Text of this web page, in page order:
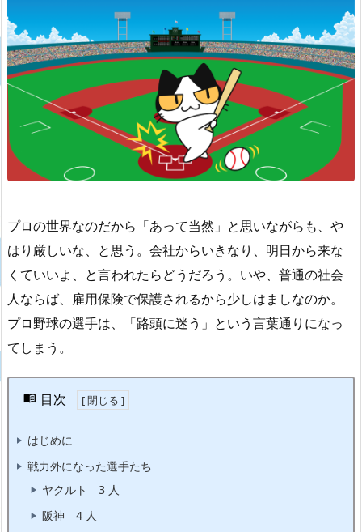
プロの世界なのだから「あって当然」と思いながらも、や
はり厳しいな、と思う。会社からいきなり、明日から来な
くていいよ、と言われたらどうだろう。いや、普通の社会
人ならば、雇用保険で保護されるから少しはましなのか。
プロ野球の選手は、「路頭に迷う」という言葉通りになっ
てしまう。
目次
はじめに
戦力外になった選手たち
ヤクルト 3 人
阪神 4 人